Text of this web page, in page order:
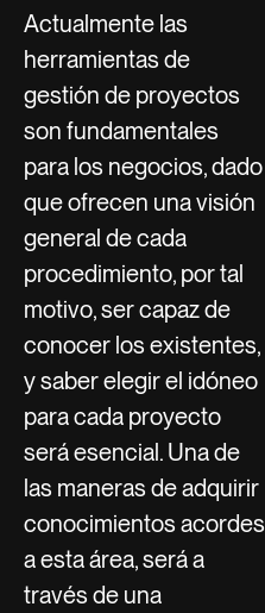
Actualmente las
herramientas de
gestión de proyectos
son fundamentales
para los negocios, dado
que ofrecen una visión
general de cada
procedimiento, por tal
motivo, ser capaz de
conocer los existentes,
y saber elegir el idóneo
para cada proyecto
será esencial. Una de
las maneras de adquirir
conocimientos acordes
a esta área, será a
través de una